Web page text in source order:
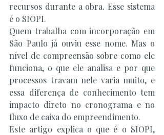
recursos durante a obra. Esse sistema
é o SIOPI.
Quem trabalha com incorporação em
São Paulo já ouviu esse nome. Mas o
nível de compreensão sobre como ele
funciona, o que ele analisa e por que
processos travam nele varia muito, e
essa diferença de conhecimento tem
impacto direto no cronograma e no
fluxo de caixa do empreendimento.
Este artigo explica o que é o SIOPI,